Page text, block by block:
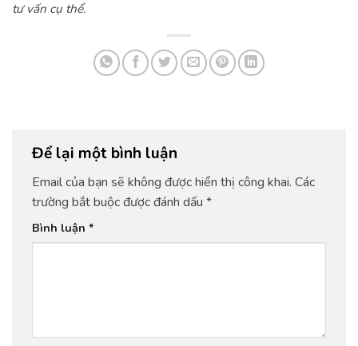
tư vấn cụ thể.
Để lại một bình luận
Email của bạn sẽ không được hiển thị công khai. Các
trường bắt buộc được đánh dấu *
Bình luận *